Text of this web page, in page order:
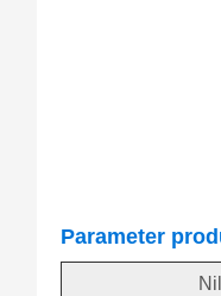
Parameter